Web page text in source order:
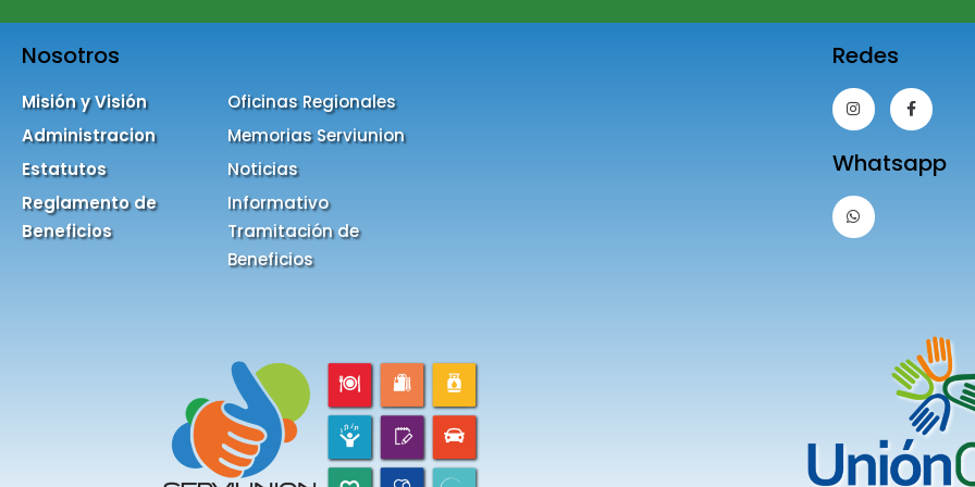
Nosotros
Misión y Visión
Administracion
Estatutos
Reglamento de
Beneficios
Oficinas Regionales
Memorias Serviunion
Noticias
Informativo
Tramitación de
Beneficios
Redes
Whatsapp